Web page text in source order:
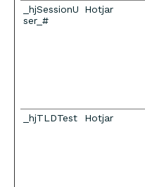
_hjSessionU
ser_#
Hotjar
_hjTLDTest Hotjar